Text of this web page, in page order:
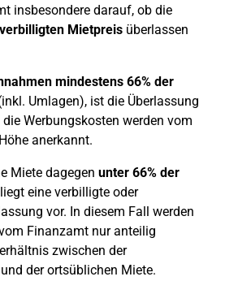
insbesondere darauf, ob die
verbilligten Mietpreis überlassen
mindestens 66% der
Umlagen), ist die Überlassung
Werbungskosten werden vom
anerkannt.
Miete dagegen unter 66% der
eine verbilligte oder
vor. In diesem Fall werden
Finanzamt nur anteilig
zwischen der
der ortsüblichen Miete.